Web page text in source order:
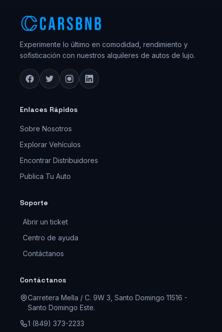
Experimente lo último en comodidad, rendimiento y
sofisticación con nuestros alquileres de autos de lujo.
Enlaces Rápidos
Sobre Nosotros
Explorar Vehículos
Encontrar Distribuidores
Publica Tu Auto
Soporte
Abrir un ticket
Centro de ayuda
Contáctanos
Contáctanos
Carretera Mella / C. 9W 3, Santo Domingo 11516 -
Santo Domingo Este.
1 (849) 373-2233